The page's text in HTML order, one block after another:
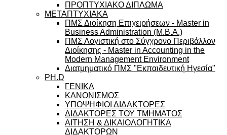
ΠΡΟΠΤΥΧΙΑΚΟ ΔΙΠΛΩΜΑ
ΜΕΤΑΠΤΥΧΙΑΚΑ
ΠΜΣ Διοίκηση Επιχειρήσεων - Master in
Business Administration (M.B.A.)
ΠΜΣ Λογιστική στο Σύγχρονο Περιβάλλον
Διοίκησης - Master in Accounting in the
Modern Management Environment
Διατμηματικό ΠΜΣ "Εκπαιδευτική Ηγεσία"
PH.D
ΓΕΝΙΚΑ
ΚΑΝΟΝΙΣΜΟΣ
ΥΠΟΨΗΦΙΟΙ ΔΙΔΑΚΤΟΡΕΣ
ΔΙΔΑΚΤΟΡΕΣ ΤΟΥ ΤΜΗΜΑΤΟΣ
ΑΙΤΗΣΗ & ΔΙΚΑΙΟΛΟΓΗΤΙΚΑ
ΔΙΔΑΚΤΟΡΩΝ